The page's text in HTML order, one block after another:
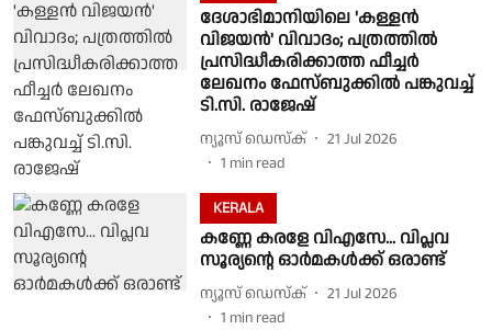
ദേശാഭിമാനിയിലെ 'കള്ളൻ
വിജയൻ' വിവാദം; പത്രത്തിൽ
പ്രസിദ്ധീകരിക്കാത്ത ഫീച്ചർ
ലേഖനം ഫേസ്ബുക്കിൽ പങ്കുവച്ച്
ടി.സി. രാജേഷ്
ന്യൂസ് ഡെസ്ക്
21 Jul 2026
1 min read
KERALA
കണ്ണേ കരളേ വിഎസേ... വിപ്ലവ
സൂര്യൻ്റെ ഓർമകൾക്ക് ഒരാണ്ട്
ന്യൂസ് ഡെസ്ക്
21 Jul 2026
1 min read